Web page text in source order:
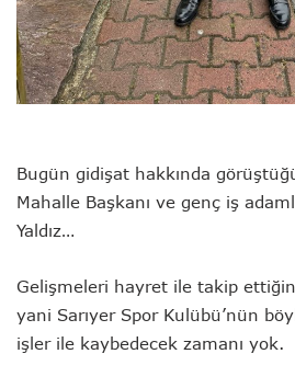
Bugün gidişat hakkında
Mahalle Başkanı ve genç iş
Yaldız…
Gelişmeleri hayret ile takip
yani Sarıyer Spor Kulübü’nün
işler ile kaybedecek zamanı yok.